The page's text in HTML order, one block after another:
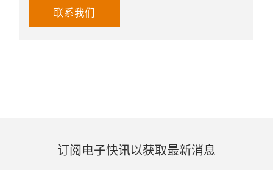
联系我们
订阅电子快讯以获取最新消息